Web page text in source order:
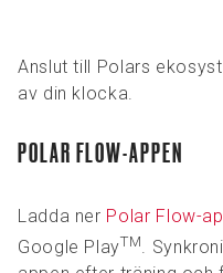
Anslut till Polars
av din klocka.
POLAR FLOW-APPEN
Ladda ner Polar Flow-
Google PlayTM.